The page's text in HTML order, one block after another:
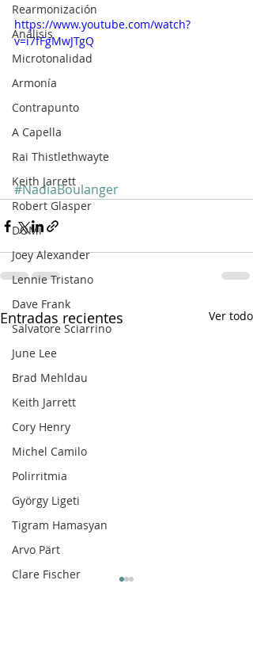
Rearmonización
Análisis
Microtonalidad
Armonía
Contrapunto
A Capella
Rai Thistlethwayte
Keith Jarrett
Robert Glasper
DOMi
Joey Alexander
Lennie Tristano
Dave Frank
Salvatore Sciarrino
June Lee
Brad Mehldau
Keith Jarrett
Cory Henry
Michel Camilo
Polirritmia
György Ligeti
Tigram Hamasyan
Arvo Pärt
Clare Fischer
https://www.youtube.com/watch?
v=i7fFgMwJTgQ
#NadiaBoulanger
Entradas recientes Ver todo